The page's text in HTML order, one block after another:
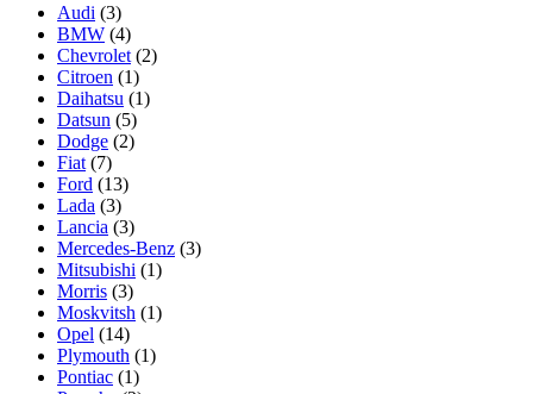
Audi (3)
BMW (4)
Chevrolet (2)
Citroen (1)
Daihatsu (1)
Datsun (5)
Dodge (2)
Fiat (7)
Ford (13)
Lada (3)
Lancia (3)
Mercedes-Benz (3)
Mitsubishi (1)
Morris (3)
Moskvitsh (1)
Opel (14)
Plymouth (1)
Pontiac (1)